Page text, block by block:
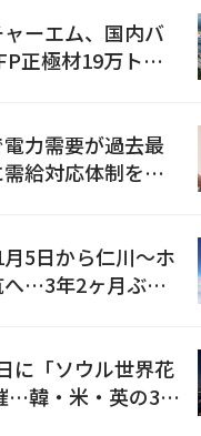
ーエム、国内バ
正極材19万トン
力需要が過去最
給対応体制を点
5日から仁川〜ホ
…3年2ヶ月ぶり
に「ソウル世界花
…韓・米・英の3カ